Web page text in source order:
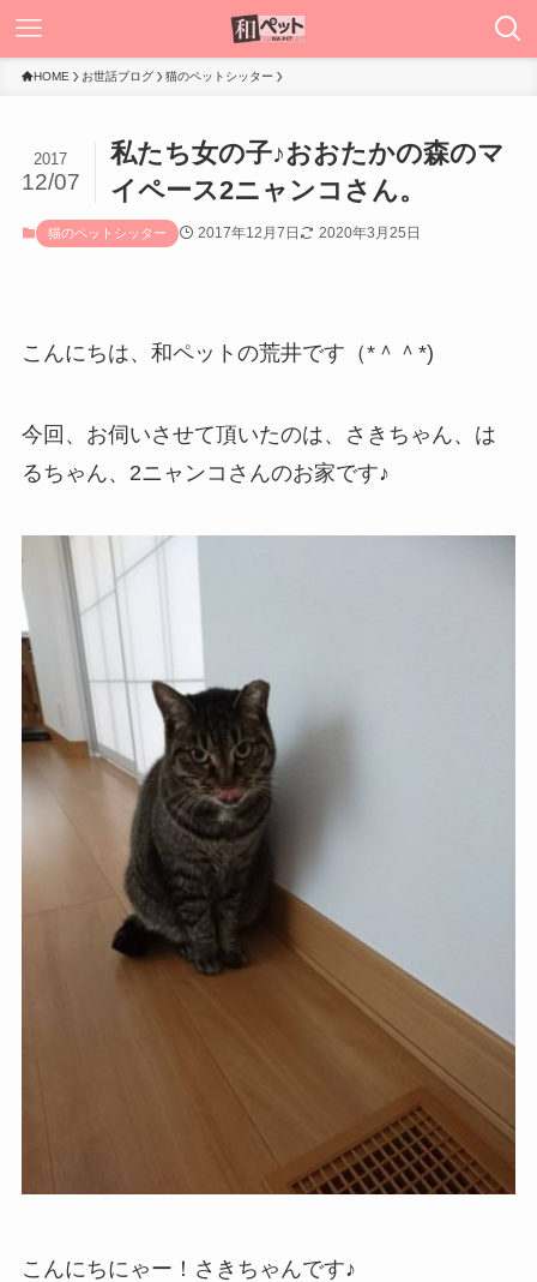
HOME お世話ブログ 猫のペットシッター
私たち女の子♪おおたかの森のマ
イペース2ニャンコさん。
2017
12/07
猫のペットシッター 2017年12月7日 2020年3月25日
こんにちは、和ペットの荒井です（*＾＾*)
今回、お伺いさせて頂いたのは、さきちゃん、は
るちゃん、2ニャンコさんのお家です♪
こんにちにゃー！さきちゃんです♪